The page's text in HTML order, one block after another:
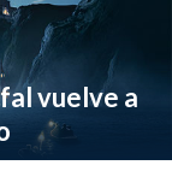
vuelve a